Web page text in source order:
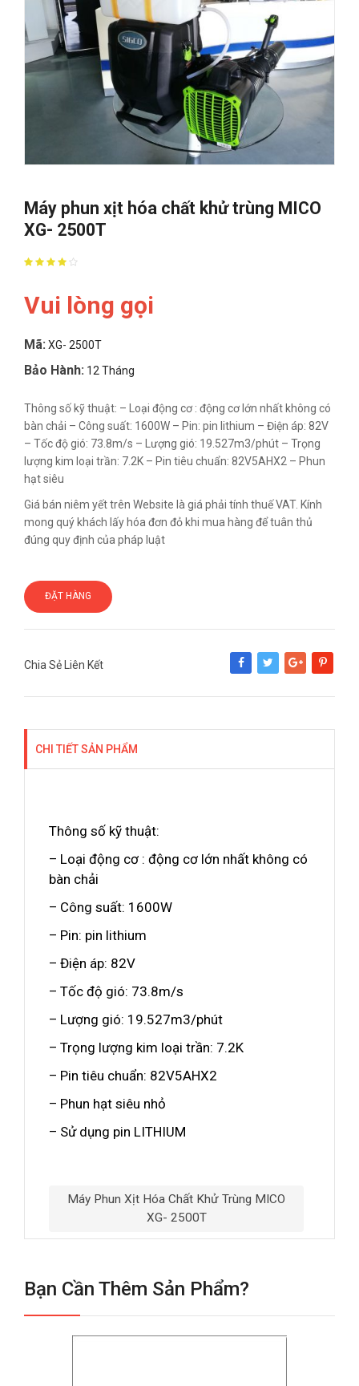
Máy phun xịt hóa chất khử trùng MICO
XG- 2500T
Vui lòng gọi
Mã: XG- 2500T
Bảo Hành: 12 Tháng
Thông số kỹ thuật: – Loại động cơ : động cơ lớn nhất không có
bàn chải – Công suất: 1600W – Pin: pin lithium – Điện áp: 82V
– Tốc độ gió: 73.8m/s – Lượng gió: 19.527m3/phút – Trọng
lượng kim loại trần: 7.2K – Pin tiêu chuẩn: 82V5AHX2 – Phun
hạt siêu
Giá bán niêm yết trên Website là giá phải tính thuế VAT. Kính
mong quý khách lấy hóa đơn đỏ khi mua hàng để tuân thủ
đúng quy định của pháp luật
ĐẶT HÀNG
Chia Sẻ Liên Kết
Share Tweet Google+Pinterest
CHI TIẾT SẢN PHẨM
Thông số kỹ thuật:
– Loại động cơ : động cơ lớn nhất không có
bàn chải
– Công suất: 1600W
– Pin: pin lithium
– Điện áp: 82V
– Tốc độ gió: 73.8m/s
– Lượng gió: 19.527m3/phút
– Trọng lượng kim loại trần: 7.2K
– Pin tiêu chuẩn: 82V5AHX2
– Phun hạt siêu nhỏ
– Sử dụng pin LITHIUM
Máy Phun Xịt Hóa Chất Khử Trùng MICO
XG- 2500T
Bạn Cần Thêm Sản Phẩm?